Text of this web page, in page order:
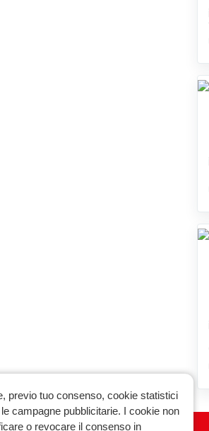
previo tuo consenso, cookie statistici
campagne pubblicitarie. I cookie non
o revocare il consenso in